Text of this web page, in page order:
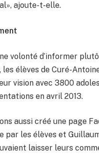
ajoute-t-elle.
volonté d’informer
les élèves de Curé-
vision avec 3800
en avril 2013.
aussi créé une page
par les élèves et
laisser leurs